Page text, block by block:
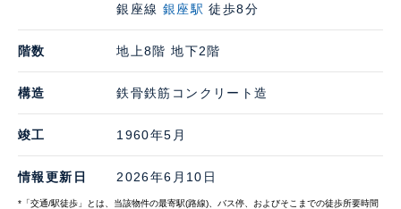
銀座線 銀座駅 徒歩8分
階数 地上8階 地下2階
構造 鉄骨鉄筋コンクリート造
竣工 1960年5月
情報更新日 2026年6月10日
*「交通/駅徒歩」とは、当該物件の最寄駅(路線)、バス停、およびそこまでの徒歩所要時間